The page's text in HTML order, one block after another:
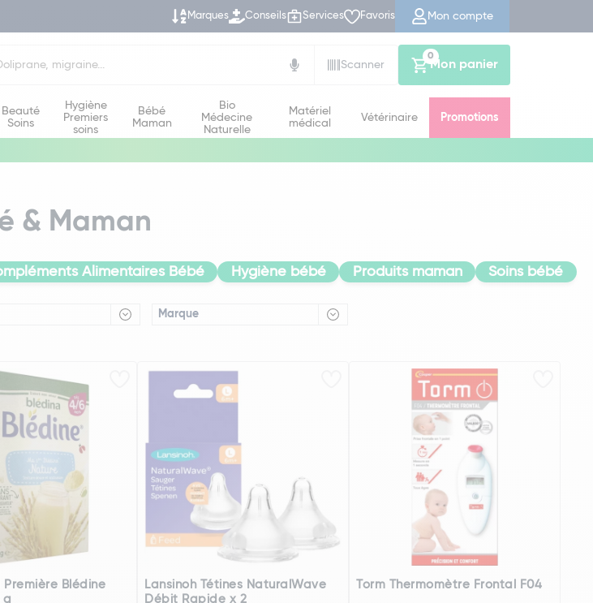
Marques Conseils Services Favoris Mon compte
Scanner
Mon panier
0
Beauté
Soins
Hygiène
Premiers
soins
Bébé
Maman
Bio
Médecine
Naturelle
Matériel
médical
Vétérinaire Promotions
& Maman
Alimentaires Bébé Hygiène bébé Produits maman Soins bébé
Marque
Première Blédine
g
Lansinoh Tétines NaturalWave
Débit Rapide x 2
Torm Thermomètre Frontal F04